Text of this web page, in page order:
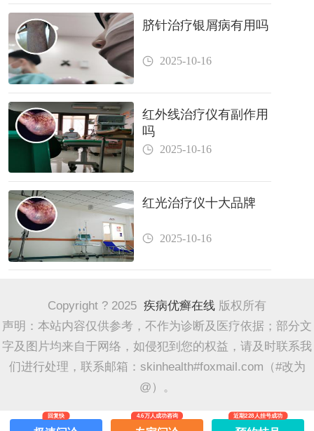
脐针治疗银屑病有用吗
2025-10-16
红外线治疗仪有副作用
吗
2025-10-16
红光治疗仪十大品牌
2025-10-16
Copyright ? 2025 疾病优癣在线 版权所有
声明：本站内容仅供参考，不作为诊断及医疗依据；部分文
字及图片均来自于网络，如侵犯到您的权益，请及时联系我
们进行处理，联系邮箱：skinhealth#foxmail.com（#改为
@）。
回复快 4.6万人成功咨询 近期228人挂号成功